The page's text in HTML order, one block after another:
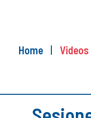
Home Videos